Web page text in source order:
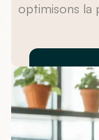
optimisons la